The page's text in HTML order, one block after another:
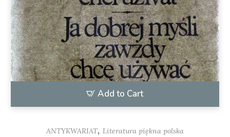
Add to Cart
ANTYKWARIAT, Literatura piękna polska